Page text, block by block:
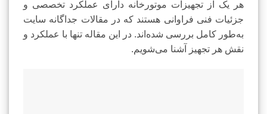
هر یک از تجهیزات موتورخانه دارای عملکرد تخصصی و
جزئیات فنی فراوانی هستند که در مقالات جداگانه سایت
به‌طور کامل بررسی شده‌اند. در این مقاله تنها با عملکرد و
نقش هر تجهیز آشنا می‌شویم.